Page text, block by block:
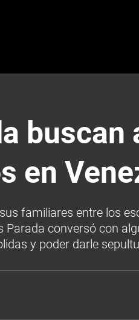
en
familiares entre los
conversó con
y poder darle